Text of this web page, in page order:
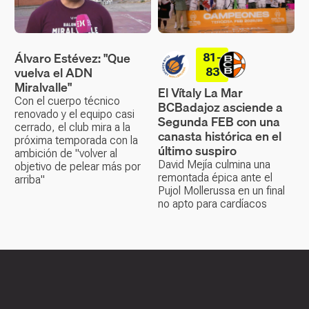
Álvaro Estévez: "Que
vuelva el ADN
Miralvalle"
Con el cuerpo técnico
renovado y el equipo casi
cerrado, el club mira a la
próxima temporada con la
ambición de "volver al
objetivo de pelear más por
arriba"
81-
83
El Vítaly La Mar
BCBadajoz asciende a
Segunda FEB con una
canasta histórica en el
último suspiro
David Mejía culmina una
remontada épica ante el
Pujol Mollerussa en un final
no apto para cardíacos